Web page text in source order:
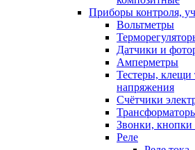
Приборы контроля,
Вольтметры
Датчики и
Амперметры
Тестеры, клещи
напряжения
Счётчики
Звонки, кнопки
Реле